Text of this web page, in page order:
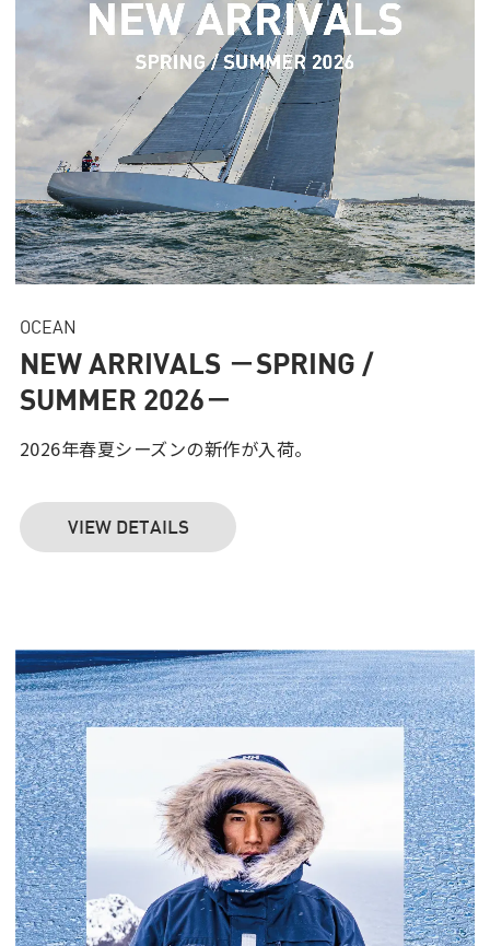
OCEAN
NEW ARRIVALS －SPRING /
SUMMER 2026－
2026年春夏シーズンの新作が入荷。
VIEW DETAILS